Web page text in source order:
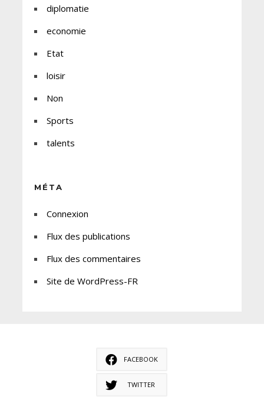
diplomatie
economie
Etat
loisir
Non
Sports
talents
MÉTA
Connexion
Flux des publications
Flux des commentaires
Site de WordPress-FR
FACEBOOK
TWITTER